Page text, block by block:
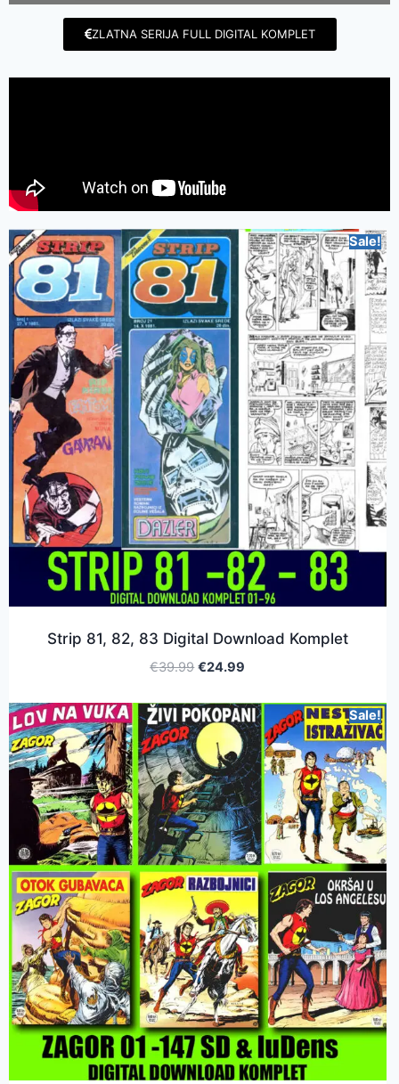
ZLATNA SERIJA FULL DIGITAL KOMPLET
Sale!
Strip 81, 82, 83 Digital Download Komplet
€39.99 €24.99
Sale!